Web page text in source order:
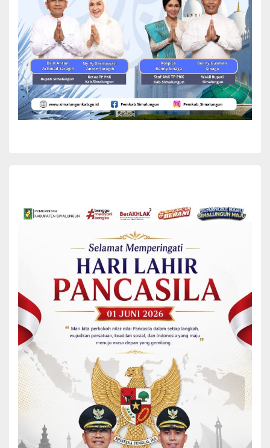
Bupati Simalungun diwakili Kaban Kesbangpol Arifin Nainggolan
dalam sambutan antara lain menghimbau kepada jemaat HKBP
Tiga Dolok terutama anak-anak Singkolah Minggu untuk
memanfaatkan keberadaan Sekolah Minggu untuk meningkatkan
ke imanan kepada Tuhan.
“Jaga dan rawat gedung Sekolah Minggu ini, gunakan untuk
membina dan mendidik mental anak-anak, sehingga mereka
nantinya menjadi generasi yang memiliki keimanan yang tinggi
pemerintah,”pinta Arifin.
Usai kebaktian, dilaksanakan acara pesta Parheheon Singkolah
Minggu Gereja HKBP Resort Tiga Dolok. Di acara pesta tersebut
Bupati diwakili Kaban Kesbangpol dan Ketua DPRD Simalungun
secara pribadi memberikan bantuan untuk kebutuhan Gedung
Sekolah Minggu. Pemberian bantuan juga disusul oleh pimpinan
OPD yang hadir.
Terlihat di acara tersebut juga Dinas Kesehatan Kabupaten
Simalungun melaksanakan kegiatan vaksinasi dosis 1, dosis 2 dan
dosis 3 (booster) kepada para jemaat dan masyarakat, dengan
tenaga vaksinator dari Puskesmas Tiga Dolok.
Tampak hadir dalam kesempatan tersebut antara lain Kadis
Kesehatan Edwin Tony SM Simanjuntak, Kadis Pendidikan Zacson
M Silalahi, Plt Kadis Kominfo SML Simangunsong, Plt Inspektorat
Roganda Sihombing, Kadis Penanaman Modal dan Pelayanan
Perizinan Terpadu Satu Pintu (PMPPTSP) Pahala R Sinaga, Camat